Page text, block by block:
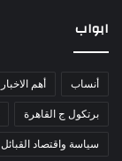
ابواب
أنساب أهم الاخبار
برتكول ج القاهرة
سياسة واقتصاد القبائل